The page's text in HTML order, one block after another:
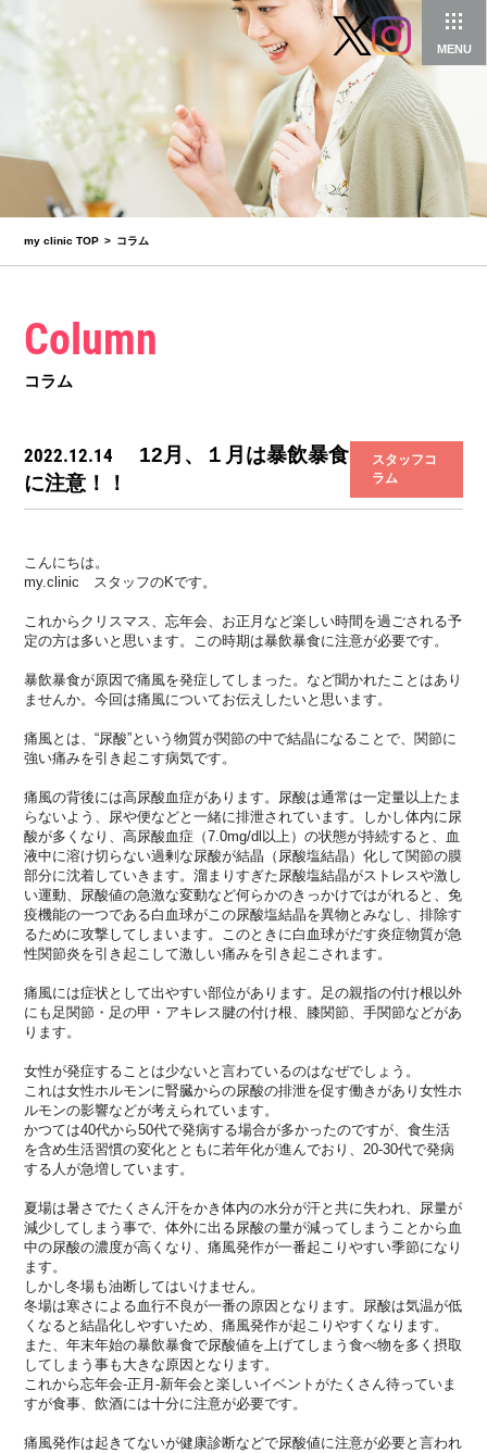
MENU
my clinic TOP コラム
Column
コラム
2022.12.14
12月、１月は暴飲暴食
に注意！！
スタッフコ
ラム
こんにちは。
my.clinic スタッフのKです。
これからクリスマス、忘年会、 お正月など楽しい時間を過ごされる予
定の方は多いと思います。 この時期は暴飲暴食に注意が必要です。
暴飲暴食が原因で痛風を発症してしまった。 など聞かれたことはあり
ませんか。今回は痛風についてお伝えしたいと思います。
痛風とは、“尿酸”という物質が関節の中で結晶になることで、 関節に
強い痛みを引き起こす病気です。
痛風の背後には高尿酸血症があります。 尿酸は通常は一定量以上たま
らないよう、 尿や便などと一緒に排泄されています。
しかし体内に尿
酸が多くなり、高尿酸血症（7.0mg/dl以上）の状態が持続すると、 血
液中に溶け切らない過剰な尿酸が結晶（尿酸塩結晶）化して関節の膜
部分に沈着していきます。溜まりすぎた尿酸塩結晶がストレスや激し
い運動、 尿酸値の急激な変動など何らかのきっかけではがれると、免
疫機能の一つである白血球がこの尿酸塩結晶を異物とみなし、排除す
るために攻撃してしまいます。 このときに白血球がだす炎症物質が急
性関節炎を引き起こして激し い痛みを引き起こされます。
痛風には症状として出やすい部位があります。 足の親指の付け根以外
にも足関節・足の甲・アキレス腱の付け根、 膝関節、手関節などがあ
ります。
女性が発症することは少ないと言わているのはなぜでしょう。
これは女性ホルモンに腎臓からの尿酸の排泄を促す働きがあり女性ホ
ルモンの影響などが考えられています。
かつては40代から50代で発病する場合が多かったのですが、食生活
を含め生活習慣の変化とともに若年化が進んでおり、20-30代で発病
する人が急増しています。
夏場は暑さでたくさん汗をかき体内の水分が汗と共に失われ、 尿量が
減少してしまう事で、体外に出る尿酸の量が減ってしまうことから血
中の尿酸の濃度が高 くなり、痛風発作が一番起こりやすい季節になり
ます。
しかし冬場も油断してはいけません。
冬場は寒さによる血行不良が一番の原因となります。 尿酸は気温が低
くなると結晶化しやすいため、痛風発作が起こりやすくなります。
また、年末年始の暴飲暴食で尿酸値を上げてしまう食べ物を多く摂取
して しまう事も大きな原因となります。
これから忘年会-正月-新年会と楽しいイベントがたくさん待っていま
すが食事、飲酒には十分に注意が必要です。
痛風発作は起きてないが健康診断などで尿酸値に注意が必要と言われ